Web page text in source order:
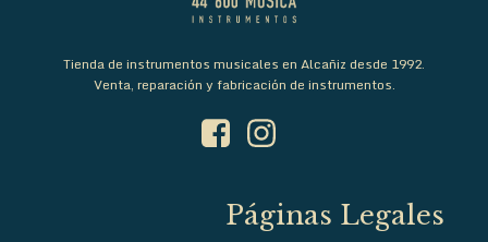
Tienda de instrumentos musicales en Alcañiz desde 1992.
Venta, reparación y fabricación de instrumentos.
Páginas Legales